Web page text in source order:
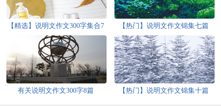
【精选】说明文作文300字集合7
篇
【热门】说明文作文锦集七篇
有关说明文作文300字8篇 【热门】说明文作文锦集十篇